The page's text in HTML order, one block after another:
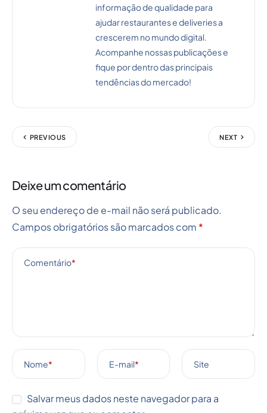
informação de qualidade para
ajudar restaurantes e deliveries a
crescerem no mundo digital.
Acompanhe nossas publicações e
fique por dentro das principais
tendências do mercado!
PREVIOUS NEXT
Deixe um comentário
O seu endereço de e-mail não será publicado.
Campos obrigatórios são marcados com *
Comentário*
Nome* E-mail* Site
Salvar meus dados neste navegador para a